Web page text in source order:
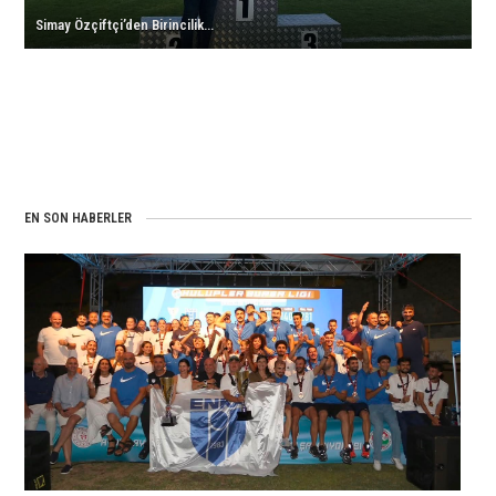
Simay Özçiftçi’den Birincilik…
EN SON HABERLER